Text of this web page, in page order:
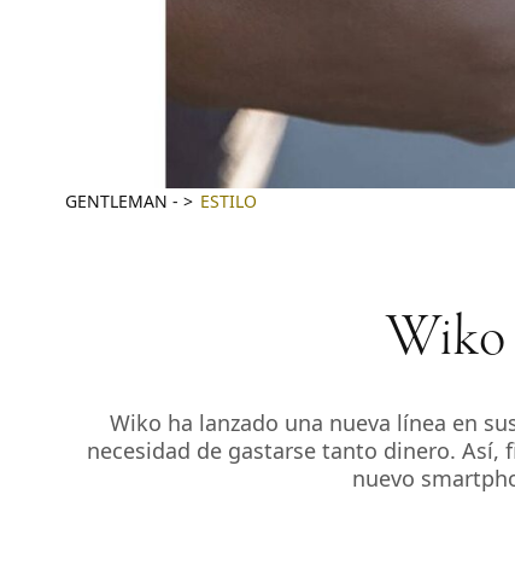
GENTLEMAN - ESTILO
Wiko
Wiko ha lanzado una nueva línea en
necesidad de gastarse tanto dinero.
nuevo